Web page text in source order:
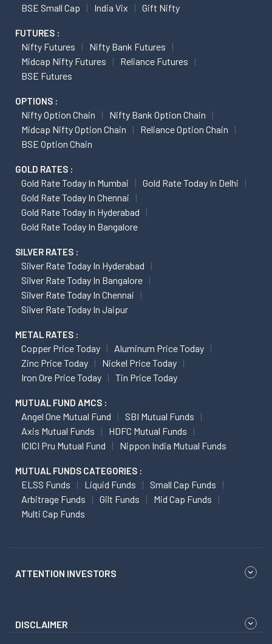
BSE Small Cap
India Vix Gift Nifty
FUTURES :
Nifty Futures
Nifty Bank Futures
Midcap Nifty Futures
Reliance Futures
BSE Futures
OPTIONS :
Nifty Option Chain
Nifty Bank Option Chain
Midcap Nifty Option Chain
Reliance Option Chain
BSE Option Chain
GOLD RATES :
Gold Rate Today In Mumbai
Gold Rate Today In Delhi
Gold Rate Today In Chennai
Gold Rate Today In Hyderabad
Gold Rate Today In Bangalore
SILVER RATES :
Silver Rate Today In Hyderabad
Silver Rate Today In Bangalore
Silver Rate Today In Chennai
Silver Rate Today In Jaipur
METAL RATES :
Copper Price Today
Aluminum Price Today
Zinc Price Today
Nickel Price Today
Iron Ore Price Today
Tin Price Today
MUTUAL FUND AMCS :
Angel One Mutual Fund
SBI Mutual Funds
Axis Mutual Funds
HDFC Mutual Funds
ICICI Pru Mutual Fund
Nippon India Mutual Funds
MUTUAL FUNDS CATEGORIES :
ELSS Funds Liquid Funds
Small Cap Funds
Arbitrage Funds
Gilt Funds
Mid Cap Funds
Multi Cap Funds
ATTENTION INVESTORS
DISCLAIMER